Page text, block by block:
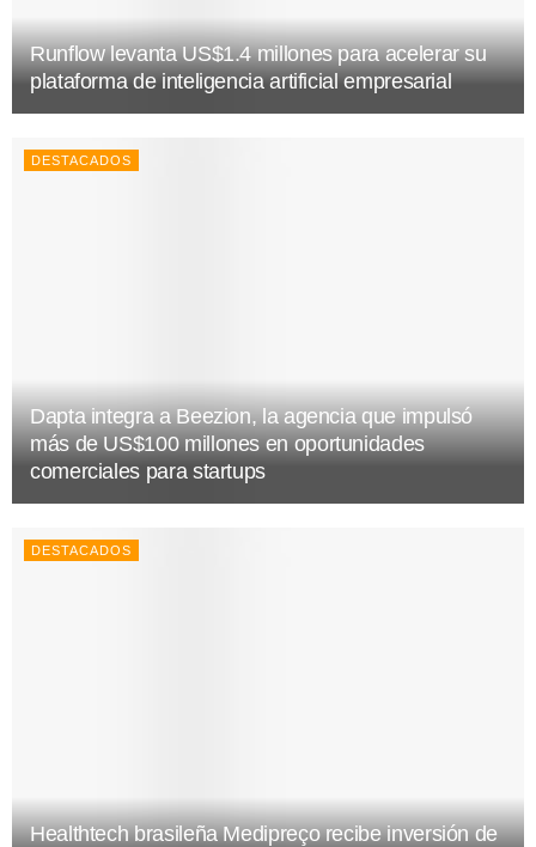
Runflow levanta US$1.4 millones para acelerar su
plataforma de inteligencia artificial empresarial
DESTACADOS
Dapta integra a Beezion, la agencia que impulsó
más de US$100 millones en oportunidades
comerciales para startups
DESTACADOS
Healthtech brasileña Medipreço recibe inversión de